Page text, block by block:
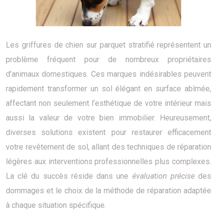
Les griffures de chien sur parquet stratifié représentent un
problème fréquent pour de nombreux propriétaires
d’animaux domestiques. Ces marques indésirables peuvent
rapidement transformer un sol élégant en surface abîmée,
affectant non seulement l’esthétique de votre intérieur mais
aussi la valeur de votre bien immobilier. Heureusement,
diverses solutions existent pour restaurer efficacement
votre revêtement de sol, allant des techniques de réparation
légères aux interventions professionnelles plus complexes.
La clé du succès réside dans une évaluation précisedes
dommages et le choix de la méthode de réparation adaptée
à chaque situation spécifique.